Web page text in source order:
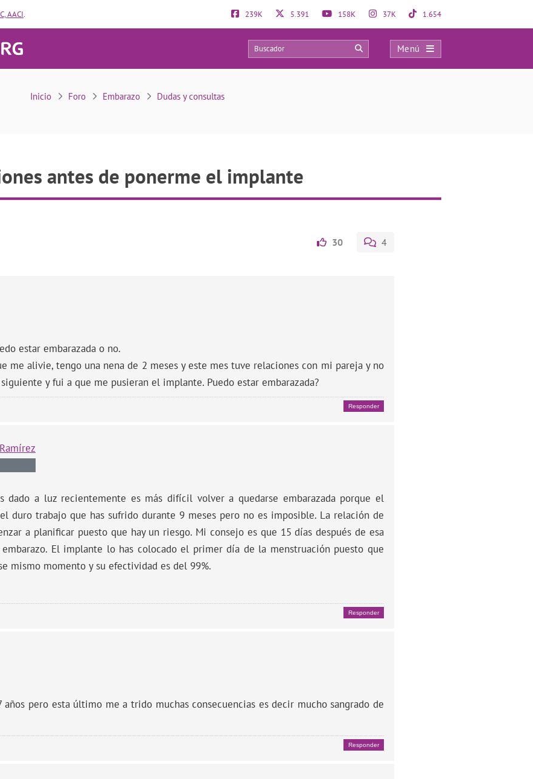
AACI. 239K 5.391 158K 37K 1.654
Menú
Relaciones antes de ponerme el implante
26 0
Inicio Foro Embarazo Dudas y consultas
antes de ponerme el implante
30 4
estar embarazada o no.
me alivie, tengo una nena de 2 meses y este mes tuve relaciones con mi pareja y no
y fui a que me pusieran el implante. Puedo estar embarazada?
Responder
dado a luz recientemente es más difícil volver a quedarse embarazada porque el
duro trabajo que has sufrido durante 9 meses pero no es imposible. La relación de
a planificar puesto que hay un riesgo. Mi consejo es que 15 días después de esa
El implante lo has colocado el primer día de la menstruación puesto que
mismo momento y su efectividad es del 99%.
Responder
pero esta último me a trido muchas consecuencias es decir mucho sangrado de
Responder